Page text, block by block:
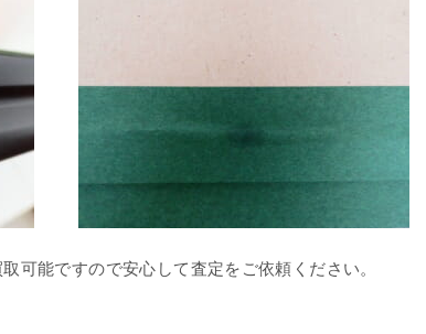
可能ですので安心して査定をご依頼ください。